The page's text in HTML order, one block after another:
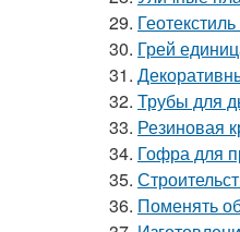
29.
30. Грей
31.
32. Трубы для
33. Резиновая
34. Гофра для
35.
36. Поменять